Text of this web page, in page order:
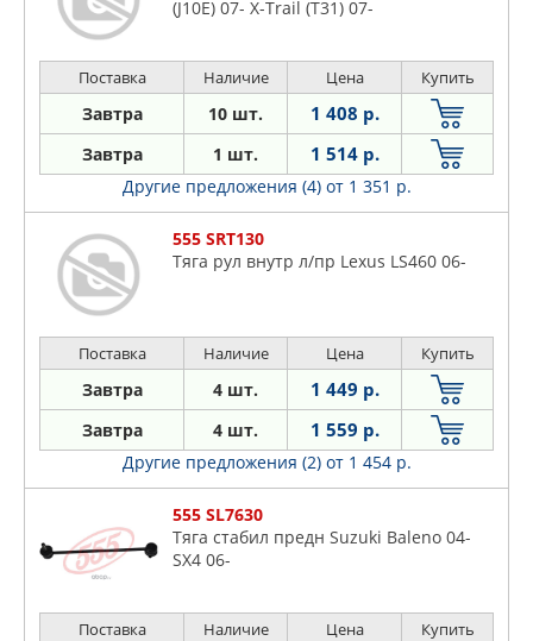
(J10E) 07- X-Trail (T31) 07-
Поставка Наличие Цена Купить
Завтра 10 шт. 1 408 р.
Завтра 1 шт. 1 514 р.
Другие предложения (4) от 1 351 р.
555 SRT130
Тяга рул внутр л/пр Lexus LS460 06-
Поставка Наличие Цена Купить
Завтра 4 шт. 1 449 р.
Завтра 4 шт. 1 559 р.
Другие предложения (2) от 1 454 р.
555 SL7630
Тяга стабил предн Suzuki Baleno 04-
SX4 06-
Поставка Наличие Цена Купить